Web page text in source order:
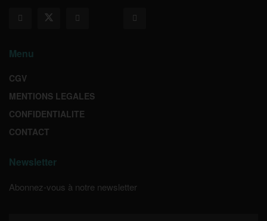
Menu
CGV
MENTIONS LEGALES
CONFIDENTIALITE
CONTACT
Newsletter
Abonnez-vous à notre newsletter